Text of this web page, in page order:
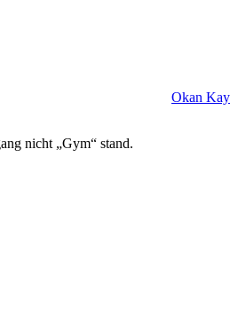
Okan
nicht „Gym“ stand.